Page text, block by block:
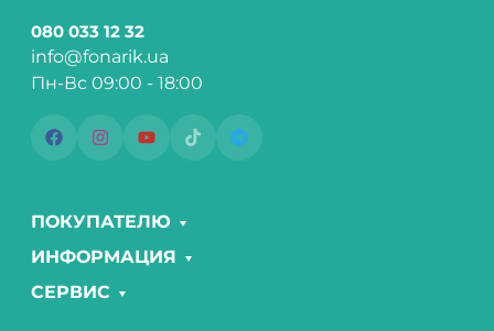
080 033 12 32
info@fonarik.ua
Пн-Вс 09:00 - 18:00
ПОКУПАТЕЛЮ
ИНФОРМАЦИЯ
СЕРВИС